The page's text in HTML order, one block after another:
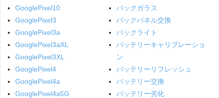
GooglePixel10
GooglePixel3
GooglePixel3a
GooglePixel3aXL
GooglePixel3XL
GooglePixel4
GooglePixel4a
GooglePixel4a5G
バックガラス
バックパネル交換
バックライト
バッテリーキャリブレーショ
ン
バッテリーリフレッシュ
バッテリー交換
バッテリー劣化